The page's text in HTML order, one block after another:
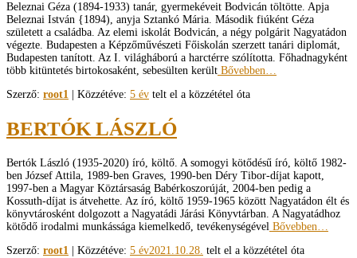
Beleznai Géza (1894-1933) tanár, gyermekéveit Bodvicán töltötte. Apja
Beleznai István {1894), anyja Sztankó Mária. Má­sodik fiúként Géza
született a családba. Az elemi iskolát Bodvicán, a négy polgárit Nagyatádon
végezte. Budapesten a Képzőművészeti Főiskolán szerzett tanári diplomát,
Budapesten tanított. Az I. világháború a harctérre szólította. Főhadnagyként
több kitüntetés birtokosaként, sebesülten került Bővebben…
Szerző: root1 | Közzétéve: 5 év telt el a közzététel óta
BERTÓK LÁSZLÓ
Bertók László (1935-2020) író, költő. A somogyi kötődésű író, költő 1982-
ben József Attila, 1989-ben Graves, 1990-ben Déry Tibor-díjat kapott,
1997-ben a Magyar Köztársaság Babérkoszorúját, 2004-ben pedig a
Kossuth-díjat is átvehette. Az író, költő 1959-1965 között Nagyatádon élt és
könyvtárosként dolgozott a Nagyatádi Járási Könyvtárban. A Nagyatádhoz
kötődő irodalmi munkássága kiemelkedő, tevékenységével Bővebben…
Szerző: root1 | Közzétéve: 5 év2021.10.28. telt el a közzététel óta